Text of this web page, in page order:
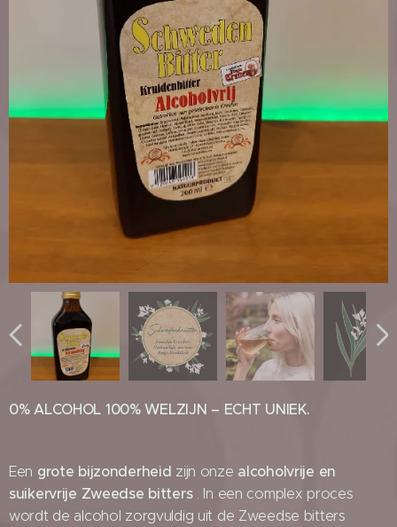
0% ALCOHOL 100% WELZIJN – ECHT UNIEK.
Een grote bijzonderheid zijn onze alcoholvrije en
suikervrije Zweedse bitters. In een complex proces
wordt de alcohol zorgvuldig uit de Zweedse bitters